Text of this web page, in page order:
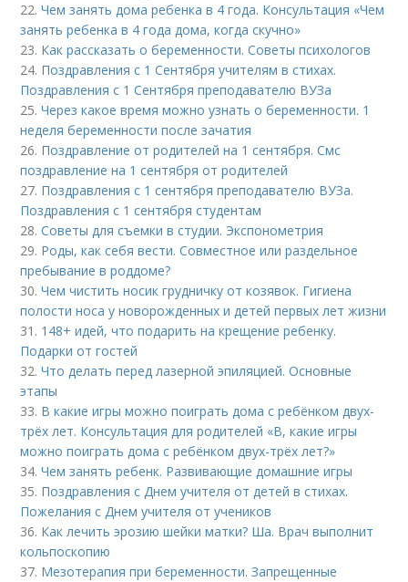
22.Чем занять дома ребенка в 4 года. Консультация «Чем
занять ребенка в 4 года дома, когда скучно»
23. Как рассказать о беременности. Советы психологов
24. Поздравления с 1 Сентября учителям в стихах.
Поздравления с 1 Сентября преподавателю ВУЗа
25.Через какое время можно узнать о беременности. 1
неделя беременности после зачатия
26. Поздравление от родителей на 1 сентября. Смс
поздравление на 1 сентября от родителей
27. Поздравления с 1 сентября преподавателю ВУЗа.
Поздравления с 1 сентября студентам
28.Советы для съемки в студии. Экспонометрия
29. Роды, как себя вести. Совместное или раздельное
пребывание в роддоме?
30.Чем чистить носик грудничку от козявок. Гигиена
полости носа у новорожденных и детей первых лет жизни
31. 148+ идей, что подарить на крещение ребенку.
Подарки от гостей
32.Что делать перед лазерной эпиляцией. Основные
этапы
33. В какие игры можно поиграть дома с ребёнком двух-
трёх лет. Консультация для родителей «В, какие игры
можно поиграть дома с ребёнком двух-трёх лет?»
34.Чем занять ребенк. Развивающие домашние игры
35. Поздравления с Днем учителя от детей в стихах.
Пожелания с Днем учителя от учеников
36. Как лечить эрозию шейки матки? Ша. Врач выполнит
кольпоскопию
37. Мезотерапия при беременности. Запрещенные